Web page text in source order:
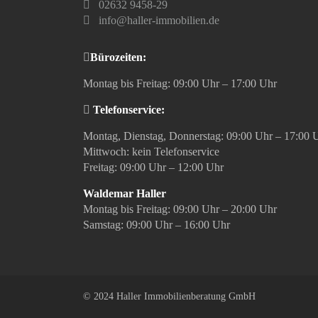
02632 9458-29
info@haller-immobilien.de
Bürozeiten:
Montag bis Freitag: 09:00 Uhr – 17:00 Uhr
Telefonservice:
Montag, Dienstag, Donnerstag: 09:00 Uhr – 17:00
Mittwoch: kein Telefonservice
Freitag: 09:00 Uhr – 12:00 Uhr
Waldemar Haller
Montag bis Freitag: 09:00 Uhr – 20:00 Uhr
Samstag: 09:00 Uhr – 16:00 Uhr
© 2024 Haller Immobilienberatung GmbH